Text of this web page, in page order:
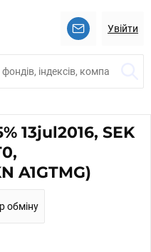
Увійти
13jul2016, SEK
A1GTMG)
обміну